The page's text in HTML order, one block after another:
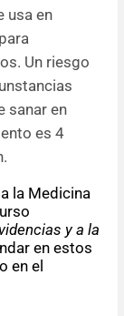
usa en
Un riesgo
sanar en
es 4
la Medicina
y a la
en estos
en el